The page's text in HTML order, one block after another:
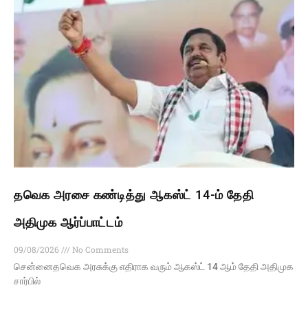
தவெக அரசை கண்டித்து ஆகஸ்ட் 14-ம் தேதி
அதிமுக ஆர்ப்பாட்டம்
09/08/2026
No Comments
சென்னைதவெக அரசுக்கு எதிராக வரும் ஆகஸ்ட் 14 ஆம் தேதி அதிமுக
சார்பில்